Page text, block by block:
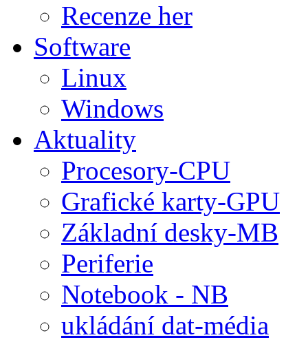
Recenze her
Software
Linux
Windows
Aktuality
Procesory-CPU
Grafické karty-GPU
Základní desky-MB
Periferie
Notebook - NB
ukládání dat-média